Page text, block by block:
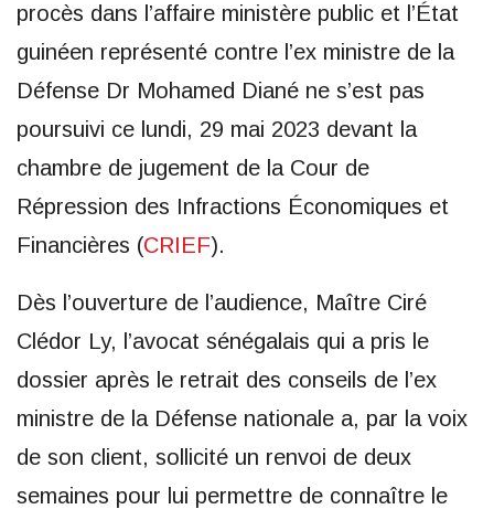
procès dans l’affaire ministère public et l’État
guinéen représenté contre l’ex ministre de la
Défense Dr Mohamed Diané ne s’est pas
poursuivi ce lundi, 29 mai 2023 devant la
chambre de jugement de la Cour de
Répression des Infractions Économiques et
Financières (CRIEF).
Dès l’ouverture de l’audience, Maître Ciré
Clédor Ly, l’avocat sénégalais qui a pris le
dossier après le retrait des conseils de l’ex
ministre de la Défense nationale a, par la voix
de son client, sollicité un renvoi de deux
semaines pour lui permettre de connaître le